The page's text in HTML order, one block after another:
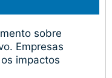
sobre
Empresas
impactos